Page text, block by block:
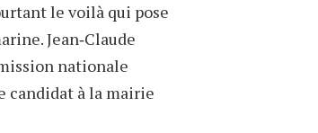
le voilà qui pose
Jean‐Claude
nationale
candidat à la mairie